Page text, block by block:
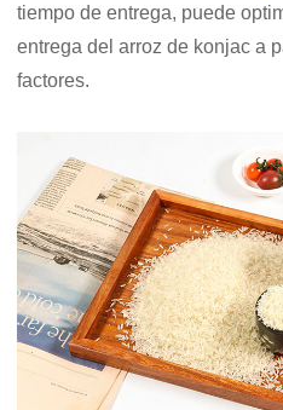
tiempo de entrega, puede
entrega del arroz de konjac a
factores.